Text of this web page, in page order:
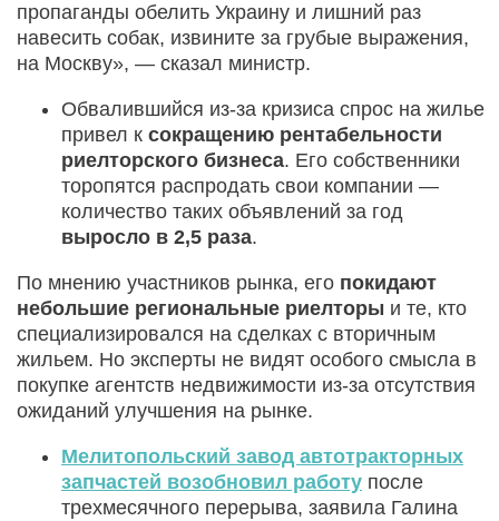
пропаганды обелить Украину и лишний раз
навесить собак, извините за грубые выражения,
на Москву», — сказал министр.
Обвалившийся из-за кризиса спрос на жилье
привел к сокращению рентабельности
риелторского бизнеса. Его собственники
торопятся распродать свои компании —
количество таких объявлений за год
выросло в 2,5 раза.
По мнению участников рынка, его покидают
небольшие региональные риелторы и те, кто
специализировался на сделках с вторичным
жильем. Но эксперты не видят особого смысла в
покупке агентств недвижимости из-за отсутствия
ожиданий улучшения на рынке.
Мелитопольский завод автотракторных
запчастей возобновил работу после
трехмесячного перерыва, заявила Галина